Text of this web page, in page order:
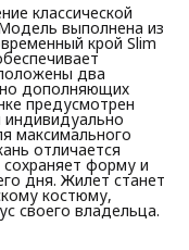
классической
выполнена из
крой Slim
два
дополняющих
предусмотрен
индивидуально
максимального
отличается
форму и
дня. Жилет станет
костюму,
своего владельца.